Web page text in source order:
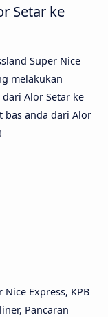
Setar ke
Super Nice
melakukan
Alor Setar ke
bas anda dari Alor
Nice Express, KPB
Pancaran